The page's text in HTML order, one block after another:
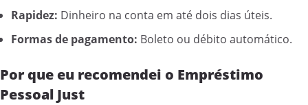
Rapidez: Dinheiro na conta em até dois dias úteis.
Formas de pagamento: Boleto ou débito automático.
Por que eu recomendei o Empréstimo
Pessoal Just